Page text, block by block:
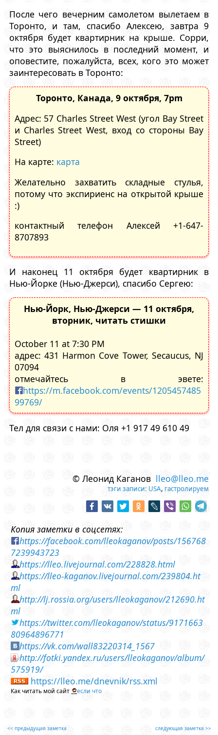
После чего вечерним самолетом вылетаем в
Торонто, и там, спасибо Алексею, завтра 9
октября будет квартирник на крыше. Сорри,
что это выяснилось в последний момент, и
оповестите, пожалуйста, всех, кого это может
заинтересовать в Торонто:
Торонто, Канада, 9 октября, 7pm
Адрес: 57 Charles Street West (угол Bay Street
и Charles Street West, вход со стороны Bay
Street)
На карте: карта
Желательно захватить складные стулья,
потому что экспириенс на открытой крыше
:)
контактный телефон Алексей +1-647-
8707893
И наконец 11 октября будет квартирник в
Нью-Йорке (Нью-Джерси), спасибо Сергею:
Нью-Йорк, Нью-Джерси — 11 октября,
вторник, читать стишки
October 11 at 7:30 PM
адрес: 431 Harmon Cove Tower, Secaucus, NJ
07094
отмечайтесь в эвете:
https://m.facebook.com/events/1205457485
99769/
Тел для связи с нами: Оля +1 917 49 610 49
© Леонид Каганов lleo@lleo.me
тэги записи: USA, гастролируем
Копия заметки в соцсетях:
https://facebook.com/lleokaganov/posts/156768
7239943723
https://lleo.livejournal.com/228828.html
https://lleo-kaganov.livejournal.com/239804.ht
ml
http://lj.rossia.org/users/lleokaganov/212690.ht
ml
https://twitter.com/lleokaganov/status/9171663
80964896771
https://vk.com/wall83220314_1567
http://fotki.yandex.ru/users/lleokaganov/album/
575919/
https://lleo.me/dnevnik/rss.xml
Как читать мой сайт если что
<< предыдущая заметка следующая заметка >>